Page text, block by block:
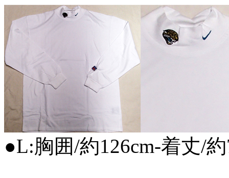
●L:胸囲/約126cm-着丈/約